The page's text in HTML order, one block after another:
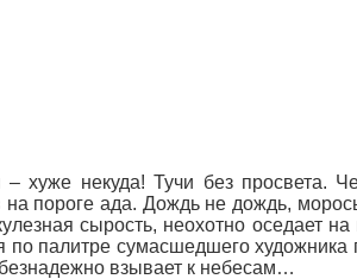
хуже некуда! Тучи без просвета.
пороге ада. Дождь не дождь,
сырость, неохотно оседает
по палитре сумасшедшего художника
взывает к небесам…